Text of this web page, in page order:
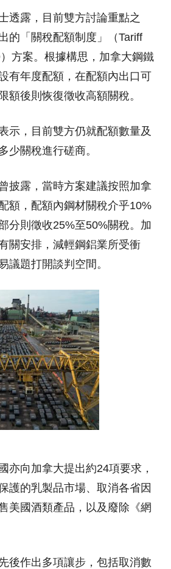
透露，目前雙方討論重點之
的「關稅配額制度」（Tariff
方案。根據構思，加拿大鋼鐵
有年度配額，在配額內出口可
額後則恢復徵收高額關稅。
示，目前雙方仍就配額數量及
少關稅進行磋商。
披露，當時方案建議按照加拿
額，配額內鋼材關稅介乎10%
分則徵收25%至50%關稅。加
關安排，減輕鋼鋁業所受衝
議題打開談判空間。
亦向加拿大提出約24項要求，
護的乳製品市場、取消各省因
美國酒類產品，以及廢除《網
後作出多項讓步，包括取消數